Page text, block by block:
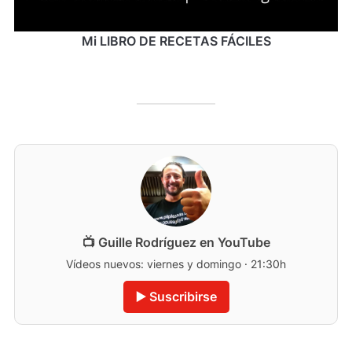
Mi LIBRO DE RECETAS FÁCILES
📺 Guille Rodríguez en YouTube
Vídeos nuevos: viernes y domingo · 21:30h
▶️ Suscribirse